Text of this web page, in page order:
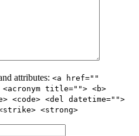
attributes: <a href=""
title=""> <b>
<code> <del datetime="">
<strong>